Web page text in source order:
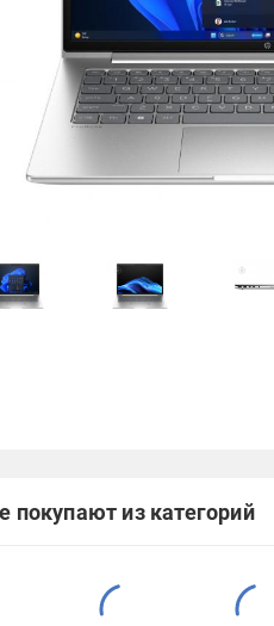
покупают из категорий